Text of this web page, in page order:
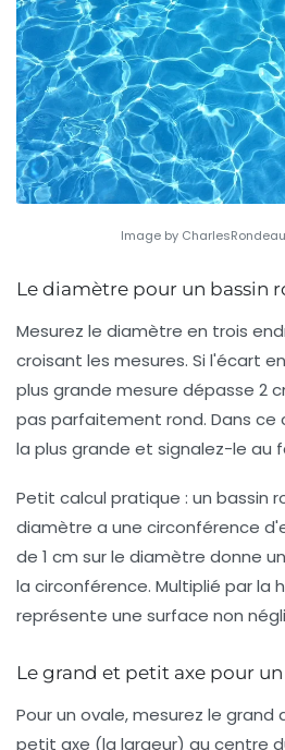
Image by
Le diamètre pour un bassin
Mesurez le diamètre en trois
croisant les mesures. Si l'écart
plus grande mesure dépasse 2
pas parfaitement rond. Dans ce
la plus grande et signalez-le au
Petit calcul pratique : un bassin
diamètre a une circonférence
de 1 cm sur le diamètre donne
la circonférence. Multiplié par la
représente une surface non
Le grand et petit axe pour
Pour un ovale, mesurez le
petit axe (la largeur) au centre